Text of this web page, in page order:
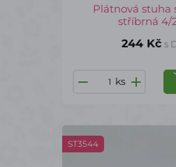
Plátnová stuha
stříbrná 4/
244 Kč s
ks
ST3544